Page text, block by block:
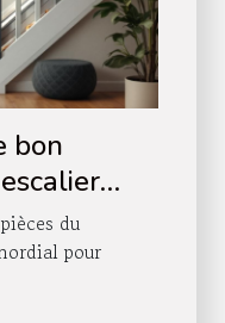
bon
?
du
pour